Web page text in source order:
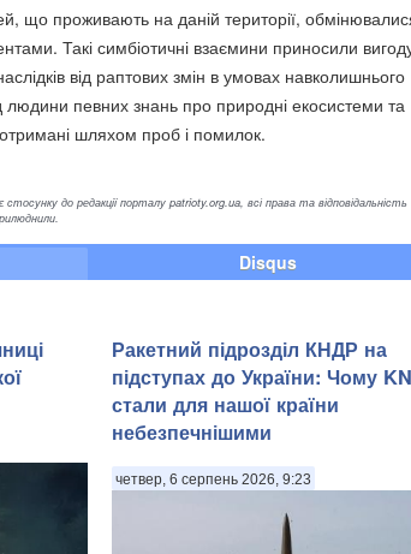
що проживають на даній території,
Такі симбіотичні взаємини приносили
від раптових змін в умовах навколишнього
певних знань про природні екосистеми та
отримані шляхом проб і помилок.
до редакції порталу patrioty.org.ua, всі права та відповідальність
Disqus
Ракетний підрозділ КНДР на
підступах до України: Чому
стали для нашої країни
небезпечнішими
четвер, 6 серпень 2026, 9:23